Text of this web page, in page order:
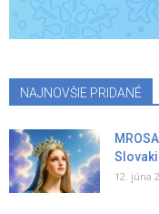
NAJNOVŠIE PRIDANÉ
12. júna